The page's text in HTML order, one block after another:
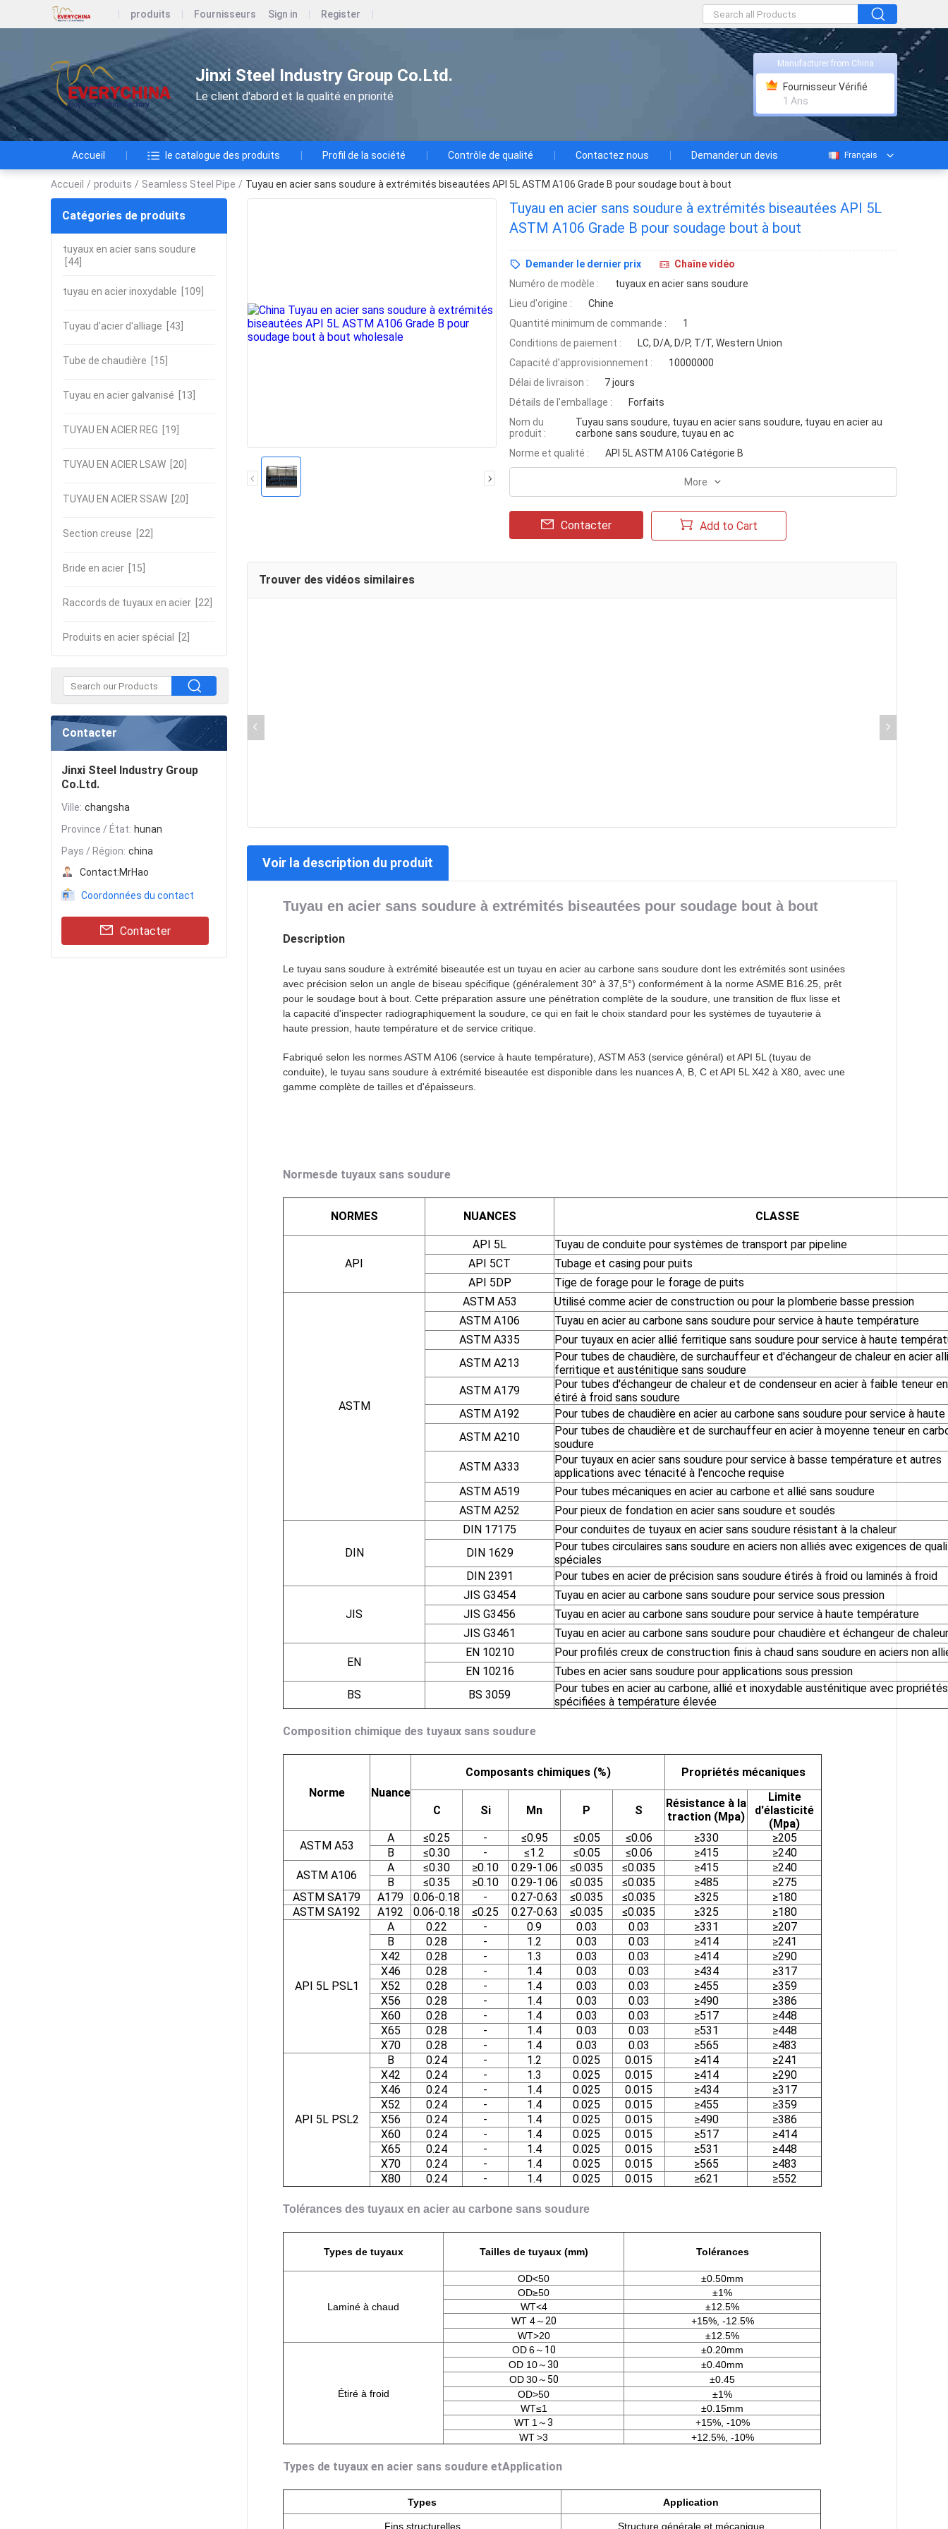
produits Fournisseurs Sign in Register
Jinxi Steel Industry Group Co.Ltd.
Le client d'abord et la qualité en priorité
Manufacturer from China
Fournisseur Vérifié
1 Ans
Accueil le catalogue des produits Profil de la société Contrôle de qualité Contactez nous Demander un devis Français
Accueil / produits / Seamless Steel Pipe / Tuyau en acier sans soudure à extrémités biseautées API 5L ASTM A106 Grade B pour soudage bout à bout
Catégories de produits
tuyaux en acier sans soudure
[44]
tuyau en acier inoxydable [109]
Tuyau d'acier d'alliage [43]
Tube de chaudière [15]
Tuyau en acier galvanisé [13]
TUYAU EN ACIER REG [19]
TUYAU EN ACIER LSAW [20]
TUYAU EN ACIER SSAW [20]
Section creuse [22]
Bride en acier [15]
Raccords de tuyaux en acier [22]
Produits en acier spécial [2]
Contacter
Jinxi Steel Industry Group
Co.Ltd.
Ville: changsha
Province / État: hunan
Pays / Région: china
Contact:MrHao
Coordonnées du contact
Contacter
Tuyau en acier sans soudure à extrémités biseautées API 5L
ASTM A106 Grade B pour soudage bout à bout
Demander le dernier prix
Chaîne vidéo
Numéro de modèle :
tuyaux en acier sans soudure
Lieu d'origine :
Chine
Quantité minimum de commande :
1
Conditions de paiement :
LC, D/A, D/P, T/T, Western Union
Capacité d'approvisionnement :
10000000
Délai de livraison :
7 jours
Détails de l'emballage :
Forfaits
Nom du
produit :
Tuyau sans soudure, tuyau en acier sans soudure, tuyau en acier au
carbone sans soudure, tuyau en ac
Norme et qualité :
API 5L ASTM A106 Catégorie B
More
Contacter Add to Cart
Trouver des vidéos similaires
Voir la description du produit
Tuyau en acier sans soudure à extrémités biseautées pour soudage bout à bout
Description
Le tuyau sans soudure à extrémité biseautée est un tuyau en acier au carbone sans soudure dont les extrémités sont usinées
avec précision selon un angle de biseau spécifique (généralement 30° à 37,5°) conformément à la norme ASME B16.25, prêt
pour le soudage bout à bout. Cette préparation assure une pénétration complète de la soudure, une transition de flux lisse et
la capacité d'inspecter radiographiquement la soudure, ce qui en fait le choix standard pour les systèmes de tuyauterie à
haute pression, haute température et de service critique.
Fabriqué selon les normes ASTM A106 (service à haute température), ASTM A53 (service général) et API 5L (tuyau de
conduite), le tuyau sans soudure à extrémité biseautée est disponible dans les nuances A, B, C et API 5L X42 à X80, avec une
gamme complète de tailles et d'épaisseurs.
Normesde tuyaux sans soudure
NORMES NUANCES CLASSE
API
API 5L
Tuyau de conduite pour systèmes de transport par pipeline
API 5CT
Tubage et casing pour puits
API 5DP
Tige de forage pour le forage de puits
ASTM
ASTM A53
Utilisé comme acier de construction ou pour la plomberie basse pression
ASTM A106
Tuyau en acier au carbone sans soudure pour service à haute température
ASTM A335
Pour tuyaux en acier allié ferritique sans soudure pour service à haute
ASTM A213
Pour tubes de chaudière, de surchauffeur et d'échangeur de chaleur en acier
ferritique et austénitique sans soudure
ASTM A179
Pour tubes d'échangeur de chaleur et de condenseur en acier à faible teneur
étiré à froid sans soudure
ASTM A192
Pour tubes de chaudière en acier au carbone sans soudure pour service à
ASTM A210
Pour tubes de chaudière et de surchauffeur en acier à moyenne teneur en
soudure
ASTM A333
Pour tuyaux en acier sans soudure pour service à basse température et autres
applications avec ténacité à l'encoche requise
ASTM A519
Pour tubes mécaniques en acier au carbone et allié sans soudure
ASTM A252
Pour pieux de fondation en acier sans soudure et soudés
DIN
DIN 17175
Pour conduites de tuyaux en acier sans soudure résistant à la chaleur
DIN 1629
Pour tubes circulaires sans soudure en aciers non alliés avec exigences de
spéciales
DIN 2391
Pour tubes en acier de précision sans soudure étirés à froid ou laminés à froid
JIS
JIS G3454
Tuyau en acier au carbone sans soudure pour service sous pression
JIS G3456
Tuyau en acier au carbone sans soudure pour service à haute température
JIS G3461
Tuyau en acier au carbone sans soudure pour chaudière et échangeur de chaleur
EN
EN 10210
Pour profilés creux de construction finis à chaud sans soudure en aciers non
EN 10216
Tubes en acier sans soudure pour applications sous pression
BS
BS 3059
Pour tubes en acier au carbone, allié et inoxydable austénitique avec propriétés
spécifiées à température élevée
Composition chimique des tuyaux sans soudure
Norme Nuance
Composants chimiques (%) Propriétés mécaniques
C Si Mn P S
Résistance à la
traction (Mpa)
Limite
d'élasticité
(Mpa)
ASTM A53
A ≤0.25 - ≤0.95 ≤0.05 ≤0.06 ≥330
≥205
B
≤0.30 - ≤1.2 ≤0.05 ≤0.06 ≥415
≥240
ASTM A106
A ≤0.30 ≥0.10 0.29-1.06 ≤0.035 ≤0.035 ≥415
≥240
B
≤0.35 ≥0.10 0.29-1.06 ≤0.035 ≤0.035 ≥485
≥275
ASTM SA179
A179 0.06-0.18 - 0.27-0.63 ≤0.035 ≤0.035 ≥325
≥180
ASTM SA192
A192 0.06-0.18 ≤0.25 0.27-0.63 ≤0.035 ≤0.035 ≥325 ≥180
API 5L PSL1
A 0.22 - 0.9 0.03 0.03 ≥331
≥207
B
0.28 - 1.2 0.03 0.03 ≥414
≥241
X42
0.28 - 1.3 0.03 0.03 ≥414
≥290
X46
0.28 - 1.4 0.03 0.03 ≥434
≥317
X52
0.28 - 1.4 0.03 0.03 ≥455
≥359
X56
0.28 - 1.4 0.03 0.03 ≥490
≥386
X60
0.28 - 1.4 0.03 0.03 ≥517
≥448
X65
0.28 - 1.4 0.03 0.03 ≥531
≥448
X70
0.28 - 1.4 0.03 0.03 ≥565 ≥483
API 5L PSL2
B 0.24 - 1.2 0.025 0.015 ≥414
≥241
X42
0.24 - 1.3 0.025 0.015 ≥414
≥290
X46
0.24 - 1.4 0.025 0.015 ≥434
≥317
X52
0.24 - 1.4 0.025 0.015 ≥455
≥359
X56
0.24 - 1.4 0.025 0.015 ≥490
≥386
X60
0.24 - 1.4 0.025 0.015 ≥517
≥414
X65
0.24 - 1.4 0.025 0.015 ≥531
≥448
X70
0.24 - 1.4 0.025 0.015 ≥565
≥483
X80
0.24 - 1.4 0.025 0.015 ≥621 ≥552
Tolérances des tuyaux en acier au carbone sans soudure
Types de tuyaux Tailles de tuyaux (mm) Tolérances
Laminé à chaud
OD<50
±0.50mm
OD≥50
±1%
WT<4
±12.5%
WT 4～ 20
+15%, -12.5%
WT>20
±12.5%
Étiré à froid
OD 6～ 10
±0.20mm
OD 10～30
±0.40mm
OD 30～50
±0.45
OD>50
±1%
WT≤1
±0.15mm
WT 1 ～3
+15%, -10%
WT>3 +12.5%, -10%
Types de tuyaux en acier sans soudure etApplication
Types Application
Fins structurelles Structure générale et mécanique